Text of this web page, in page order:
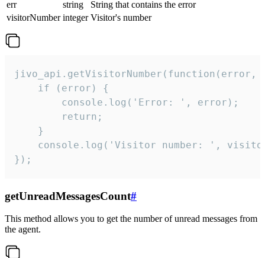
err
string
String that contains the error
visitorNumber integer Visitor's number
jivo_api.getVisitorNumber(function(error,
    if (error) {
        console.log('Error: ', error);
        return;
    }
console.log('Visitor number: ',
});
getUnreadMessagesCount#
This method allows you to get the number of unread messages from
the agent.